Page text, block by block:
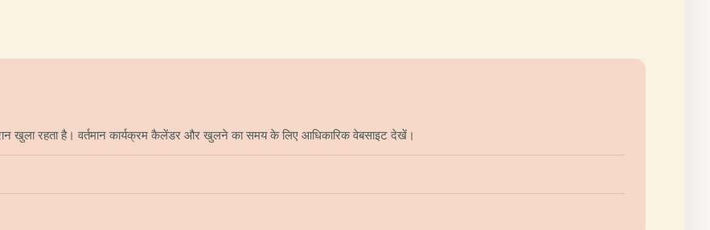
खुला रहता है। वर्तमान कार्यक्रम कैलेंडर और खुलने का समय के लिए आधिकारिक वेबसाइट देखें।